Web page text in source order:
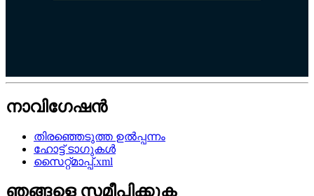
നാവിഗേഷൻ
തിരഞ്ഞെടുത്ത ഉൽപ്പന്നം
ഹോട്ട് ടാഗുകൾ
സൈറ്റ്മാപ്പ്.xml
ഞങ്ങളെ സമീപിക്കുക